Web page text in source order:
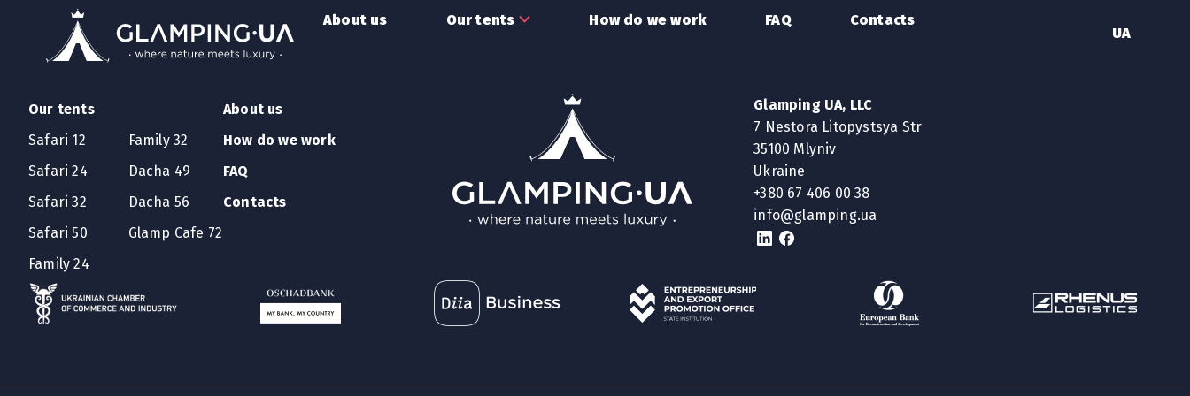
About us Our tents How do we work FAQ Contacts
UA
Привіт, світ!
Ласкаво просимо до WordPress. Це ваш перший запис. Редагуйте або видаліть, а потім починайте писати!
Our tents
Safari 12
Safari 24
Safari 32
Safari 50
Family 24
Family 32
Dacha 49
Dacha 56
Glamp Cafe 72
About us
How do we work
FAQ
Contacts
Glamping UA, LLC
7 Nestora Litopystsya Str
35100 Mlyniv
Ukraine
+380 67 406 00 38
info@glamping.ua